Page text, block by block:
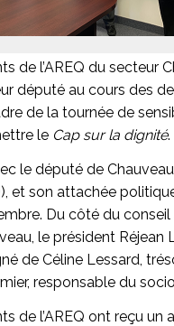
de l’AREQ du secteur
député au cours des
de la tournée de
le Cap sur la dignité.
le député de
et son attachée
Du côté du
le président Réjean
de Céline Lessard,
responsable du
de l’AREQ ont reçu un